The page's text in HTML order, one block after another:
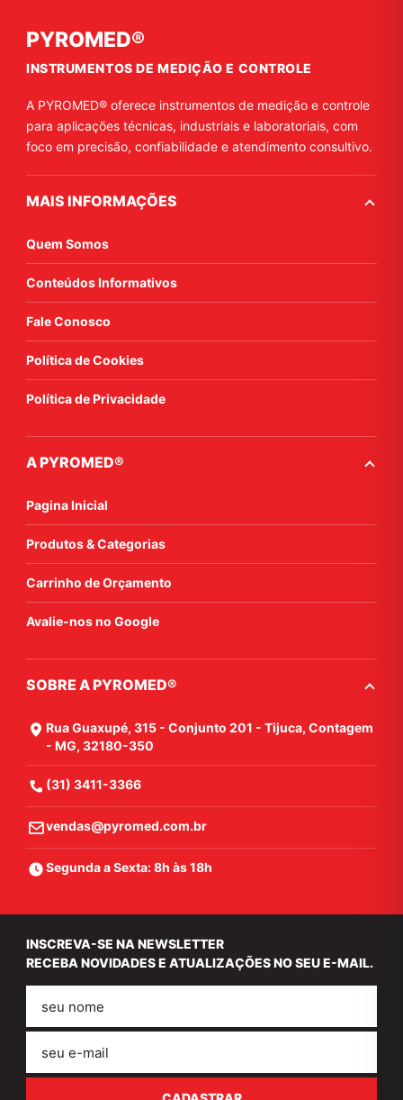
PYROMED®
INSTRUMENTOS DE MEDIÇÃO E CONTROLE
A PYROMED® oferece instrumentos de medição e controle
para aplicações técnicas, industriais e laboratoriais, com
foco em precisão, confiabilidade e atendimento consultivo.
MAIS INFORMAÇÕES
Quem Somos
Conteúdos Informativos
Fale Conosco
Política de Cookies
Política de Privacidade
A PYROMED®
Pagina Inicial
Produtos & Categorias
Carrinho de Orçamento
Avalie-nos no Google
SOBRE A PYROMED®
Rua Guaxupé, 315 - Conjunto 201 - Tijuca, Contagem
- MG, 32180-350
(31) 3411-3366
vendas@pyromed.com.br
Segunda a Sexta: 8h às 18h
INSCREVA-SE NA NEWSLETTER
RECEBA NOVIDADES E ATUALIZAÇÕES NO SEU E-MAIL.
mail